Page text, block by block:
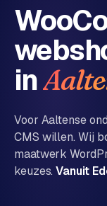
o
e
Alle
diensten
→
P
o
r
in
Voor Aaltense
CMS willen. Wij
maatwerk
keuzes.Vanuit